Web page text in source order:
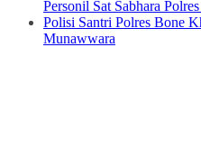
Personil Sat Sabhara
Polisi Santri Polres Bone
Munawwara